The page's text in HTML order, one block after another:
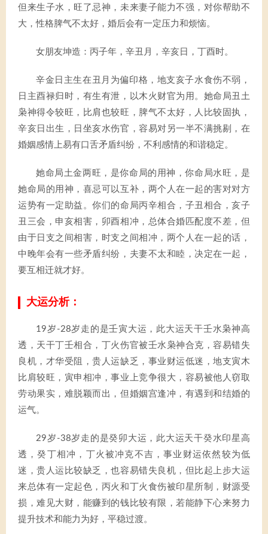
但来生子水，旺了忌神，未来妻子能力不强，对你帮助不
大，性格脾气不太好，婚后会有一定压力和烦恼。
女朋友坤造：丙子年，辛丑月，辛亥日，丁酉时。
辛金日主生在丑月为偏印格，地支亥子水食伤不弱，
日主酉禄归时，有生有泄，以木火财官为用。她命局丑土
枭神得令较旺，比肩也较旺，脾气不太好，人比较固执，
辛亥日出生，日坐亥水伤官，容易对另一半不满挑剔，在
婚姻感情上易有口舌矛盾纠纷，不利感情的和谐稳定。
她命局土金两旺，是你命局的用神，你命局水旺，是
她命局的用神，喜忌可以互补，两个人在一起的害对对方
运势有一定助益。你们的命局丙辛相合，子丑相合，亥子
丑三会，申亥相害，卯酉相冲，总体合婚匹配度不差，但
由于日支之间相害，时支之间相冲，两个人在一起的话，
中晚年会有一些矛盾纠纷，夫妻不太和睦，决定在一起，
要互相迁就才好。
大运分析：
19岁-28岁走的是壬寅大运，此大运天干壬水枭神高
透，天干丁壬相合，丁火伤官被壬水枭神合克，容易错失
良机，才华受阻，贵人运缺乏，事业财运低迷，地支寅木
比肩较旺，寅申相冲，事业上竞争很大，容易被他人窃取
劳动果实，难脱颖而出，但婚姻宫逢冲，有遇到和结婚的
运气。
29岁-38岁走的是癸卯大运，此大运天干癸水印星高
透，癸丁相冲，丁火被冲克不吉，事业财运依然较为低
迷，贵人运比较缺乏，也容易错失良机，但比起上步大运
来总体有一定起色，丙火和丁火食伤被印星所制，财源受
损，难见大财，能赚到的钱比较有限，若能静下心来努力
提升技术和能力为好，平稳过渡。